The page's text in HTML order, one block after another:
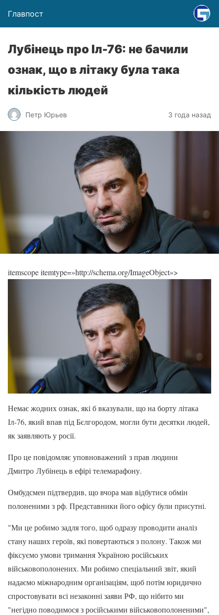
Главпост
Лубінець про Іл-76: не бачили
ознак, що в літаку була така
кількість людей
Петр Юрьев 3 года назад
itemscope itemtype=»http://schema.org/ImageObject»>
Немає жодних ознак, які б вказували, що на борту літака
Іл-76, який впав під Бєлгородом, могли бути десятки людей,
як заявляють у росії.
Про це повідомляє уповноважений з прав людини
Дмитро Лубінець в ефірі телемарафону.
Омбудсмен підтвердив, що вчора мав відбутися обмін
полоненими з рф. Представники його офісу були присутні.
"Ми це робимо задля того, щоб одразу проводити аналіз
стану наших героїв, які повертаються з полону. Також ми
фіксуємо умови тримання Україною російських
військовополонених. Ми робимо спеціальний звіт, який
надаємо міжнародним організаціям, щоб потім юридично
спростовувати всі незаконні заяви РФ, що нібито ми
"негідно поводимося з російськими військовополоненими",